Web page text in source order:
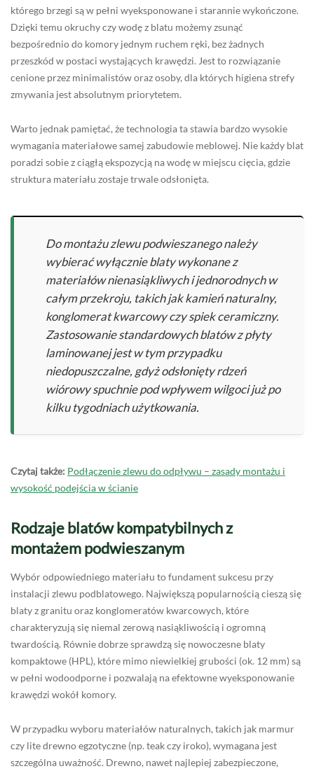
którego brzegi są w pełni wyeksponowane i starannie wykończone.
Dzięki temu okruchy czy wodę z blatu możemy zsunąć
bezpośrednio do komory jednym ruchem ręki, bez żadnych
przeszkód w postaci wystających krawędzi. Jest to rozwiązanie
cenione przez minimalistów oraz osoby, dla których higiena strefy
zmywania jest absolutnym priorytetem.
Warto jednak pamiętać, że technologia ta stawia bardzo wysokie
wymagania materiałowe samej zabudowie meblowej. Nie każdy blat
poradzi sobie z ciągłą ekspozycją na wodę w miejscu cięcia, gdzie
struktura materiału zostaje trwale odsłonięta.
Do montażu zlewu podwieszanego należy
wybierać wyłącznie blaty wykonane z
materiałów nienasiąkliwych i jednorodnych w
całym przekroju, takich jak kamień naturalny,
konglomerat kwarcowy czy spiek ceramiczny.
Zastosowanie standardowych blatów z płyty
laminowanej jest w tym przypadku
niedopuszczalne, gdyż odsłonięty rdzeń
wiórowy spuchnie pod wpływem wilgoci już po
kilku tygodniach użytkowania.
Czytaj także: Podłączenie zlewu do odpływu – zasady montażu i
wysokość podejścia w ścianie
Rodzaje blatów kompatybilnych z
montażem podwieszanym
Wybór odpowiedniego materiału to fundament sukcesu przy
instalacji zlewu podblatowego. Największą popularnością cieszą się
blaty z granitu oraz konglomeratów kwarcowych, które
charakteryzują się niemal zerową nasiąkliwością i ogromną
twardością. Równie dobrze sprawdzą się nowoczesne blaty
kompaktowe (HPL), które mimo niewielkiej grubości (ok. 12 mm) są
w pełni wodoodporne i pozwalają na efektowne wyeksponowanie
krawędzi wokół komory.
W przypadku wyboru materiałów naturalnych, takich jak marmur
czy lite drewno egzotyczne (np. teak czy iroko), wymagana jest
szczególna uważność. Drewno, nawet najlepiej zabezpieczone,